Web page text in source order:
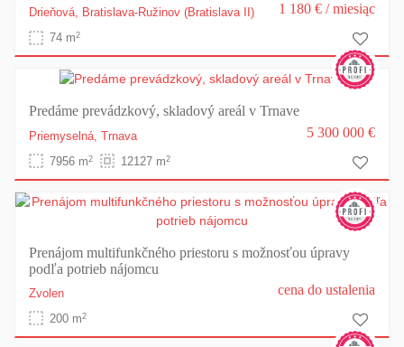
Drieňová, Bratislava-Ružinov (Bratislava II)
74 m2
1 180 € / miesiąc
Predáme prevádzkový, skladový areál v Trnave
Priemyselná, Trnava
7956 m2 12127 m2
5 300 000 €
Prenájom multifunkčného priestoru s možnosťou úpravy
podľa potrieb nájomcu
Zvolen
200 m2
cena do ustalenia